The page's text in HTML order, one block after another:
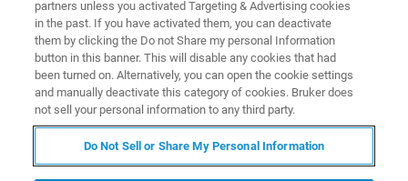
分光分析装置にご興味のあるお客様も是非ご
活用ください。参加登録の際にご相談・ご質
問事項のご記入をお願いいたします。
partners unless you activated Targeting & Advertising cookies
in the past. If you have activated them, you can deactivate
them by clicking the Do not Share my personal Information
button in this banner. This will disable any cookies that had
been turned on. Alternatively, you can open the cookie settings
and manually deactivate this category of cookies. Bruker does
not sell your personal information to any third party.
Do Not Sell or Share My Personal Information